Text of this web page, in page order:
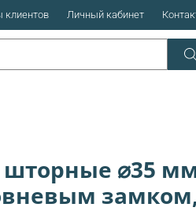
Личный кабинет
⌀35